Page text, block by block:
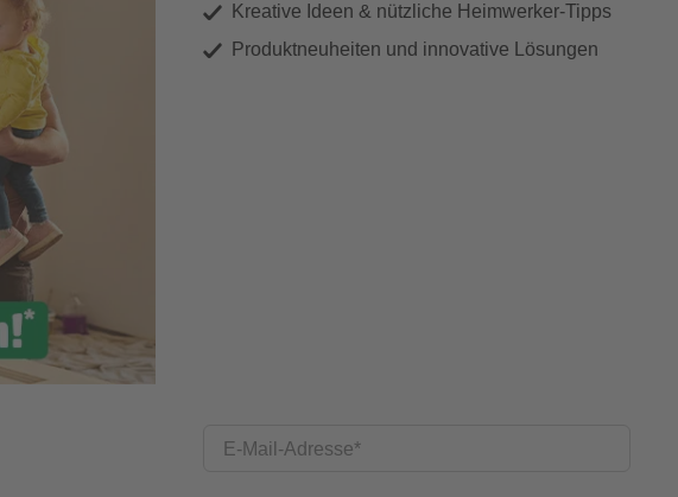
Kreative Ideen & nützliche Heimwerker-Tipps
Produktneuheiten und innovative Lösungen
E-Mail-Adresse